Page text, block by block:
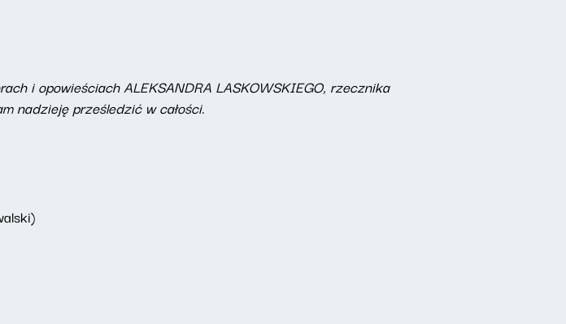
i opowieściach ALEKSANDRA LASKOWSKIEGO, rzecznika
nadzieję prześledzić w całości.